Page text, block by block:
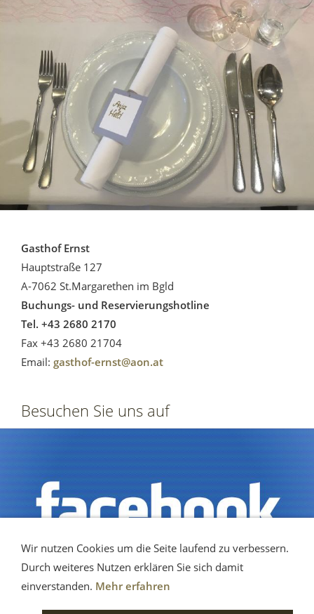
Gasthof Ernst
Hauptstraße 127
A-7062 St.Margarethen im Bgld
Buchungs- und Reservierungshotline
Tel. +43 2680 2170
Fax +43 2680 21704
Email: gasthof-ernst@aon.at
Besuchen Sie uns auf
Wir nutzen Cookies um die Seite laufend zu verbessern.
Durch weiteres Nutzen erklären Sie sich damit
einverstanden. Mehr erfahren